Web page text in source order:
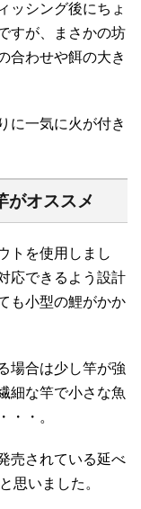
ッシング後にちょ
すが、まさかの坊
合わせや餌の大き
に一気に火が付き
がオススメ
トを使用しまし
応できるよう設計
も小型の鯉がかか
場合は少し竿が強
細な竿で小さな魚
・・。
売されている延べ
思いました。